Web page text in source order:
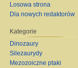
Losowa strona
Dla nowych redaktorów
Kategorie
Dinozaury
Silezaurydy
Mezozoiczne ptaki